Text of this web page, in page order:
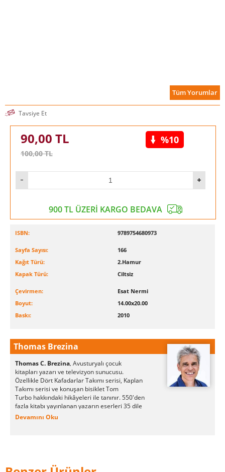
Tüm Yorumlar
Tavsiye Et
90,00 TL
100,00TL
%10
900 TL ÜZERİ KARGO BEDAVA
ISBN: 9789754680973
Sayfa Sayısı:
166
Kağıt Türü:
2.Hamur
Kapak Türü:
Ciltsiz
Çevirmen:
Esat Nermi
Boyut:
14.00x20.00
Baskı:
2010
Thomas Brezina
Thomas C. Brezina, Avusturyalı çocuk
kitapları yazarı ve televizyon sunucusu.
Özellikle Dört Kafadarlar Takımı serisi, Kaplan
Takımı serisi ve konuşan bisiklet Tom
Turbo hakkındaki hikâyeleri ile tanınır. 550'den
fazla kitabı yayınlanan yazarın eserleri 35 dile
çevrilmiştir.
Devamını Oku